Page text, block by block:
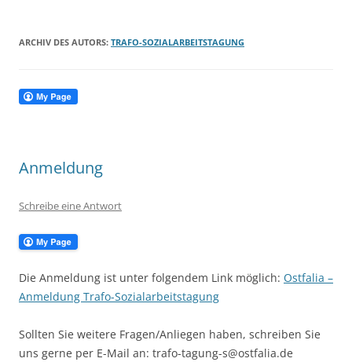
ARCHIV DES AUTORS: TRAFO-SOZIALARBEITSTAGUNG
Anmeldung
Schreibe eine Antwort
Die Anmeldung ist unter folgendem Link möglich: Ostfalia –
Anmeldung Trafo-Sozialarbeitstagung
Sollten Sie weitere Fragen/Anliegen haben, schreiben Sie
uns gerne per E-Mail an: trafo-tagung-s@ostfalia.de